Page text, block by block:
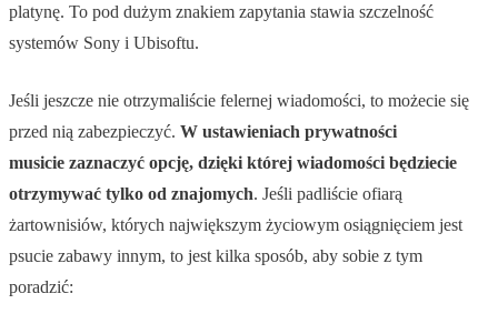
platynę. To pod dużym znakiem zapytania stawia szczelność
systemów Sony i Ubisoftu.
Jeśli jeszcze nie otrzymaliście felernej wiadomości, to możecie się
przed nią zabezpieczyć. W ustawieniach prywatności
musicie zaznaczyć opcję, dzięki której wiadomości będziecie
otrzymywać tylko od znajomych. Jeśli padliście ofiarą
żartownisiów, których największym życiowym osiągnięciem jest
psucie zabawy innym, to jest kilka sposób, aby sobie z tym
poradzić: